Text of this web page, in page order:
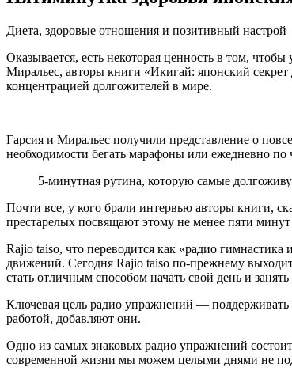
Диета, здоровые отношения и позитивный
Оказывается, есть некоторая ценность в том,
Миральес, авторы книги «Икигай: японский
концентрацией долгожителей в мире.
Гарсия и Миральес получили представление о
необходимости бегать марафоны или ежедневно по
5-минутная рутина, которую самые
Почти все, у кого брали интервью авторы книги,
престарелых посвящают этому не менее пяти
Rajio taiso, что переводится как «радио
движений. Сегодня Rajio taiso по-прежнему
стать отличным способом начать свой день и
Ключевая цель радио упражнений — поддерживать
работой, добавляют они.
Одно из самых знаковых радио упражнений
современной жизни мы можем целыми днями не